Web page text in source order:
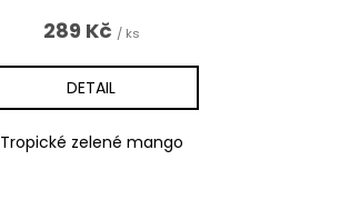
289 Kč / ks
DETAIL
Tropické zelené mango